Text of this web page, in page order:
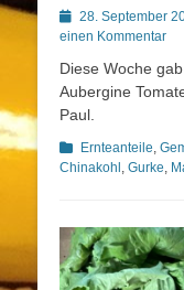
Posted
on
28. September
einen Kommentar
Diese Woche
Aubergine
Paul.
Kategorien
Ernteanteile
Chinakohl Gurke